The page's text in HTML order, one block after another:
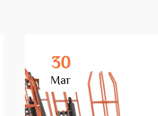
30
Mar